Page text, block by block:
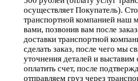
осуществляет Покупатель).
транспортной компанией наш
вами, позвонив вам после
доставки транспортной
сделать заказ, после чего мы
уточнения деталей и выставим
оплатить счет, после
отправляем груз через